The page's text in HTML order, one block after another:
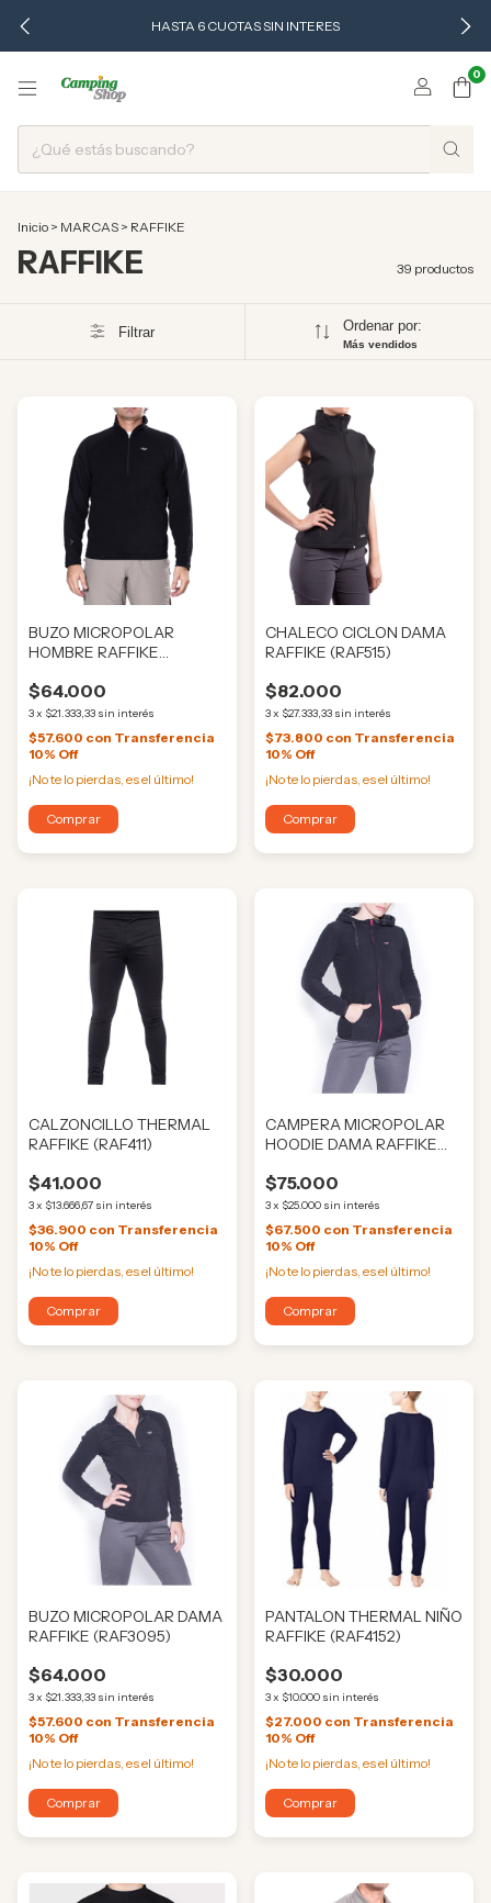
HASTA 6 CUOTAS SIN INTERES
0
Inicio > MARCAS > RAFFIKE
RAFFIKE 39 productos
Filtrar Ordenar por:
Más vendidos
BUZO MICROPOLAR
HOMBRE RAFFIKE
$64.000
3x $21.333,33 sin interés
$57.600 con Transferencia
10% Off
¡No te lo pierdas, es el último!
Comprar
CHALECO CICLON DAMA
RAFFIKE (RAF515)
$82.000
3x $27.333,33 sin interés
$73.800 con Transferencia
10% Off
¡No te lo pierdas, es el último!
Comprar
CALZONCILLO THERMAL
RAFFIKE (RAF411)
$41.000
3x $13.666,67 sin interés
$36.900 con Transferencia
10% Off
¡No te lo pierdas, es el último!
Comprar
CAMPERA MICROPOLAR
HOODIE DAMA RAFFIKE
$75.000
3x $25.000 sin interés
$67.500 con Transferencia
10% Off
¡No te lo pierdas, es el último!
Comprar
BUZO MICROPOLAR DAMA
RAFFIKE (RAF3095)
$64.000
3x $21.333,33 sin interés
$57.600 con Transferencia
10% Off
¡No te lo pierdas, es el último!
Comprar
PANTALON THERMAL NIÑO
RAFFIKE (RAF4152)
$30.000
3x $10.000 sin interés
$27.000 con Transferencia
10% Off
¡No te lo pierdas, es el último!
Comprar